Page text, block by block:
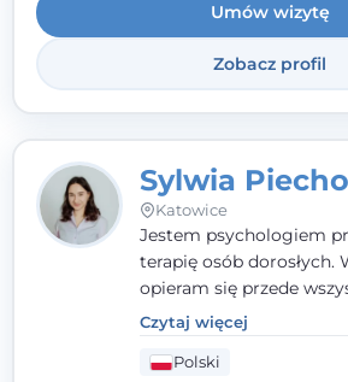
Umów wizytę
Zobacz profil
Sylwia
Katowice
Jestem psychologiem
terapię osób dorosłych.
opieram się przede
poznawczo-behawioralnej
podejściu
rozwiązaniach (TSR)
Czytaj więcej
Polski